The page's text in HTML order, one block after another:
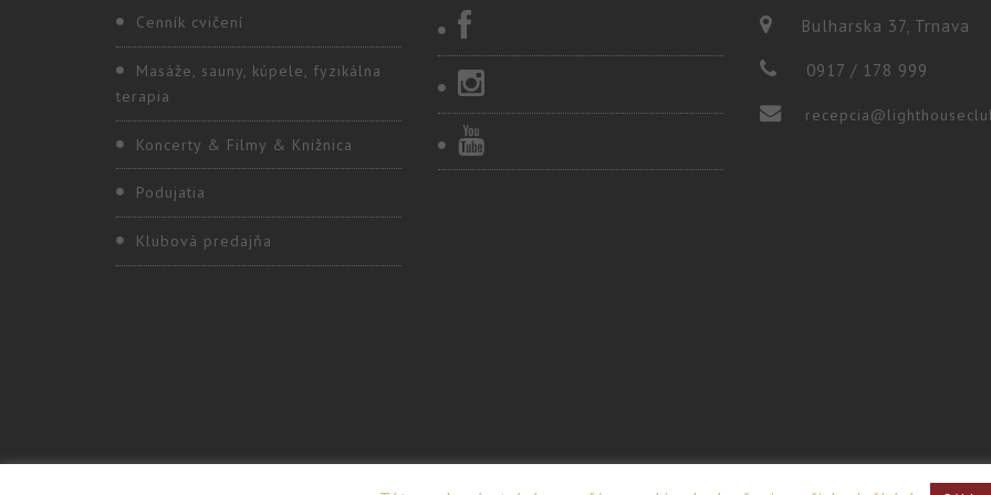
Cenník cvičení
Masáže, sauny, kúpele, fyzikálna
terapia
Koncerty & Filmy & Knižnica
Podujatia
Klubová predajňa
Bulharska 37, Trnava
0917 / 178 999